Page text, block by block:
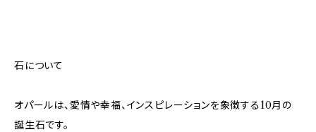
石について
オパールは、愛情や幸福、インスピレーションを象徴する10月の
誕生石です。